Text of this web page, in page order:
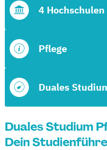
Duales
Pflege
4 Hochschulen
Duales Studium
Dein